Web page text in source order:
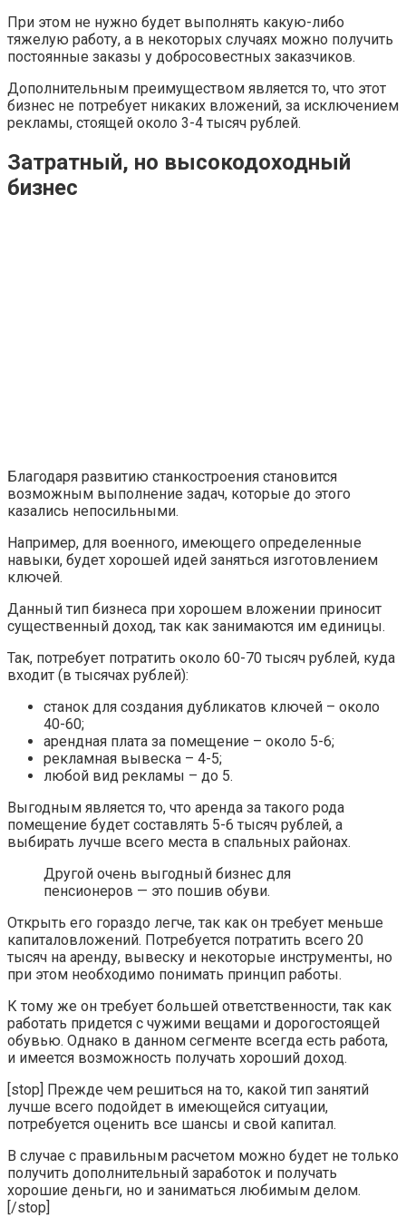
При этом не нужно будет выполнять какую-либо
тяжелую работу, а в некоторых случаях можно получить
постоянные заказы у добросовестных заказчиков.
Дополнительным преимуществом является то, что этот
бизнес не потребует никаких вложений, за исключением
рекламы, стоящей около 3-4 тысяч рублей.
Затратный, но высокодоходный
бизнес
Благодаря развитию станкостроения становится
возможным выполнение задач, которые до этого
казались непосильными.
Например, для военного, имеющего определенные
навыки, будет хорошей идей заняться изготовлением
ключей.
Данный тип бизнеса при хорошем вложении приносит
существенный доход, так как занимаются им единицы.
Так, потребует потратить около 60-70 тысяч рублей, куда
входит (в тысячах рублей):
станок для создания дубликатов ключей – около
40-60;
арендная плата за помещение – около 5-6;
рекламная вывеска – 4-5;
любой вид рекламы – до 5.
Выгодным является то, что аренда за такого рода
помещение будет составлять 5-6 тысяч рублей, а
выбирать лучше всего места в спальных районах.
Другой очень выгодный бизнес для
пенсионеров — это пошив обуви.
Открыть его гораздо легче, так как он требует меньше
капиталовложений. Потребуется потратить всего 20
тысяч на аренду, вывеску и некоторые инструменты, но
при этом необходимо понимать принцип работы.
К тому же он требует большей ответственности, так как
работать придется с чужими вещами и дорогостоящей
обувью. Однако в данном сегменте всегда есть работа,
и имеется возможность получать хороший доход.
[stop] Прежде чем решиться на то, какой тип занятий
лучше всего подойдет в имеющейся ситуации,
потребуется оценить все шансы и свой капитал.
В случае с правильным расчетом можно будет не только
получить дополнительный заработок и получать
хорошие деньги, но и заниматься любимым делом.
[/stop]